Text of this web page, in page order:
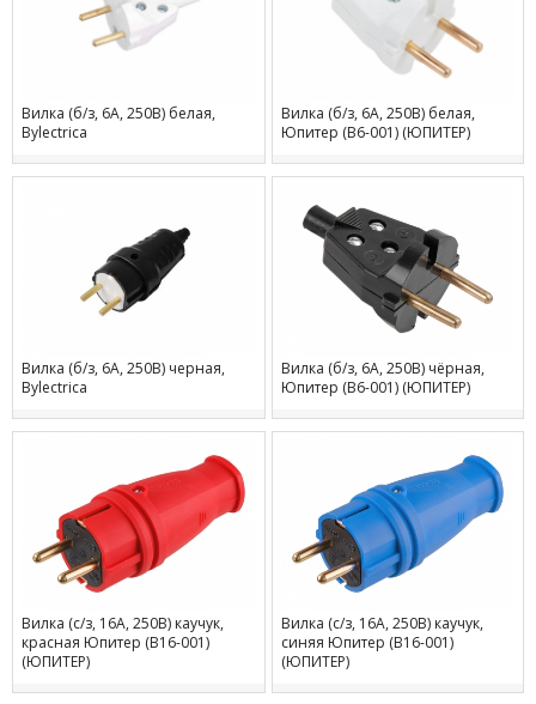
Вилка (б/з, 6А, 250В) белая,
Bylectrica
Вилка (б/з, 6А, 250В) белая,
Юпитер (В6-001) (ЮПИТЕР)
Вилка (б/з, 6А, 250В) черная,
Bylectrica
Вилка (б/з, 6А, 250В) чёрная,
Юпитер (В6-001) (ЮПИТЕР)
Вилка (с/з, 16А, 250В) каучук,
красная Юпитер (В16-001)
(ЮПИТЕР)
Вилка (с/з, 16А, 250В) каучук,
синяя Юпитер (В16-001)
(ЮПИТЕР)